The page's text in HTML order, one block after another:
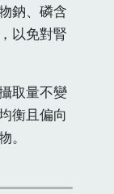
鈉、磷含
以免對腎
取量不變
衡且偏向
。